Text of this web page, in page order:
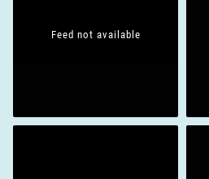
Feed not available